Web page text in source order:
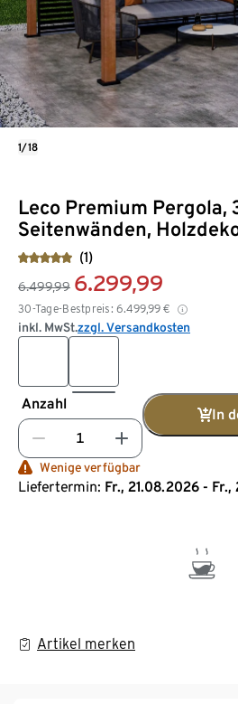
Leco Premium Pergola,
Seitenwänden,
(1)
6.499,99 6.299,99
30-Tage-Bestpreis: 6.499,99 €
inkl. MwSt.zzgl. Versandkosten
Anzahl
In
Wenige verfügbar
Liefertermin: Fr., 21.08.2026 -
Artikel merken
1/18